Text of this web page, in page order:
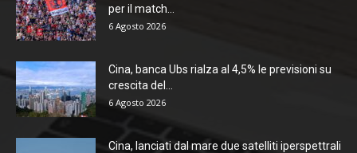
per il match...
6 Agosto 2026
Cina, banca Ubs rialza al 4,5% le previsioni su
crescita del...
6 Agosto 2026
Cina, lanciati dal mare due satelliti iperspettrali